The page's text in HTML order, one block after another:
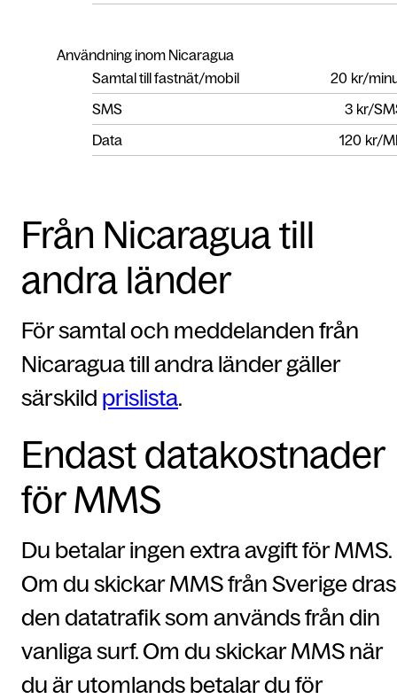
Användning inom Nicaragua
Samtal till fastnät/mobil
20 kr/
SMS
3 kr/
Data
120 kr/
Från Nicaragua till
andra länder
För samtal och meddelanden från
Nicaragua till andra länder gäller
särskild prislista.
Endast datakostnader
för MMS
Du betalar ingen extra avgift för MMS.
Om du skickar MMS från Sverige dras
den datatrafik som används från din
vanliga surf. Om du skickar MMS när
du är utomlands betalar du för